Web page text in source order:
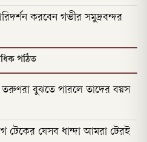
পরিদর্শন করবেন গভীর সমুদ্রবন্দর
পঠিত
বুঝতে পারলে তাদের বয়স
যেসব ধান্দা আমরা টেরই